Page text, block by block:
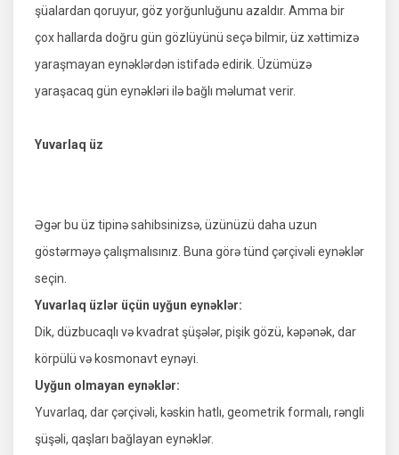
şüalardan qoruyur, göz yorğunluğunu azaldır. Amma bir
çox hallarda doğru gün gözlüyünü seçə bilmir, üz xəttimizə
yaraşmayan eynəklərdən istifadə edirik. Üzümüzə
yaraşacaq gün eynəkləri ilə bağlı məlumat verir.
Yuvarlaq üz
Əgər bu üz tipinə sahibsinizsə, üzünüzü daha uzun
göstərməyə çalışmalısınız. Buna görə tünd çərçivəli eynəklər
seçin.
Yuvarlaq üzlər üçün uyğun eynəklər:
Dik, düzbucaqlı və kvadrat şüşələr, pişik gözü, kəpənək, dar
körpülü və kosmonavt eynəyi.
Uyğun olmayan eynəklər:
Yuvarlaq, dar çərçivəli, kəskin hatlı, geometrik formalı, rəngli
şüşəli, qaşları bağlayan eynəklər.